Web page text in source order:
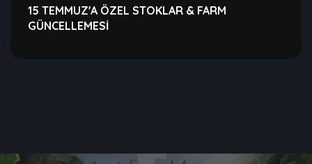
15 TEMMUZ'A ÖZEL STOKLAR & FARM
GÜNCELLEMESİ